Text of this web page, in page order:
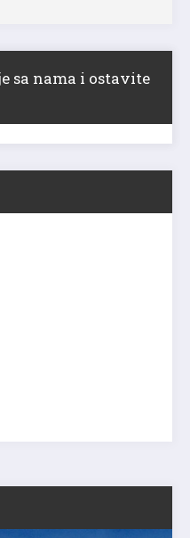
sa nama i ostavite